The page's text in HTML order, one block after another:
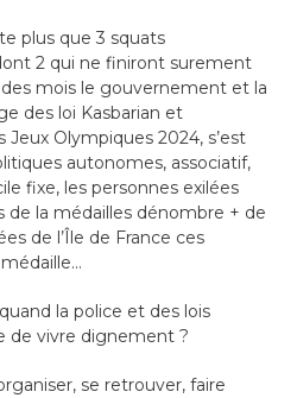
plus que 3 squats
2 qui ne finiront surement
des mois le gouvernement et la
des loi Kasbarian et
Jeux Olympiques 2024, s’est
autonomes, associatif,
fixe, les personnes exilées
de la médailles dénombre + de
de l’Île de France ces
la police et des lois
vivre dignement ?
se retrouver, faire